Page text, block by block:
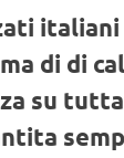
di di
su tutta